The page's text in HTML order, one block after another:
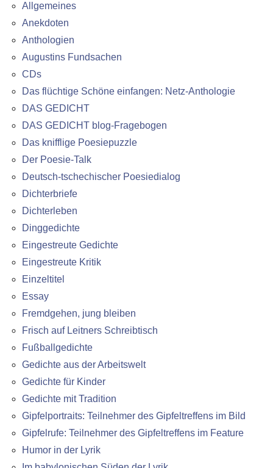
Allgemeines
Anekdoten
Anthologien
Augustins Fundsachen
CDs
Das flüchtige Schöne einfangen: Netz-Anthologie
DAS GEDICHT
DAS GEDICHT blog-Fragebogen
Das knifflige Poesiepuzzle
Der Poesie-Talk
Deutsch-tschechischer Poesiedialog
Dichterbriefe
Dichterleben
Dinggedichte
Eingestreute Gedichte
Eingestreute Kritik
Einzeltitel
Essay
Fremdgehen, jung bleiben
Frisch auf Leitners Schreibtisch
Fußballgedichte
Gedichte aus der Arbeitswelt
Gedichte für Kinder
Gedichte mit Tradition
Gipfelportraits: Teilnehmer des Gipfeltreffens im Bild
Gipfelrufe: Teilnehmer des Gipfeltreffens im Feature
Humor in der Lyrik